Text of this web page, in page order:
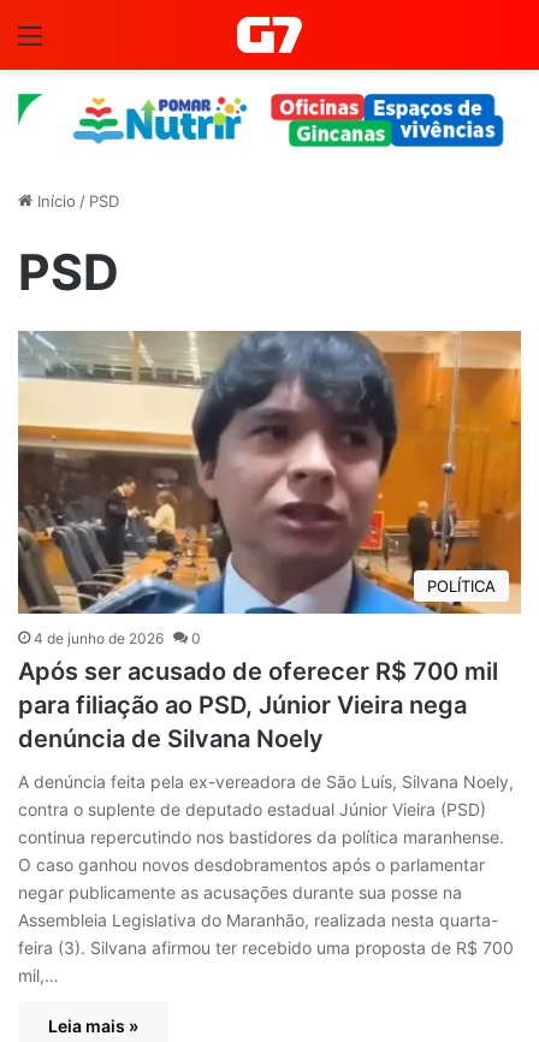
Início / PSD
PSD
POLÍTICA
4 de junho de 2026 0
Após ser acusado de oferecer R$ 700 mil
para filiação ao PSD, Júnior Vieira nega
denúncia de Silvana Noely
A denúncia feita pela ex-vereadora de São Luís, Silvana Noely,
contra o suplente de deputado estadual Júnior Vieira (PSD)
continua repercutindo nos bastidores da política maranhense.
O caso ganhou novos desdobramentos após o parlamentar
negar publicamente as acusações durante sua posse na
Assembleia Legislativa do Maranhão, realizada nesta quarta-
feira (3). Silvana afirmou ter recebido uma proposta de R$ 700
mil,…
Leia mais »